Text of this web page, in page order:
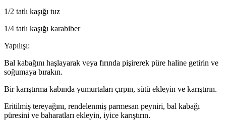
1/2 tatlı kaşığı tuz
1/4 tatlı kaşığı karabiber
Yapılışı:
Bal kabağını haşlayarak veya fırında pişirerek püre haline getirin ve
soğumaya bırakın.
Bir karıştırma kabında yumurtaları çırpın, sütü ekleyin ve karıştırın.
Eritilmiş tereyağını, rendelenmiş parmesan peyniri, bal kabağı
püresini ve baharatları ekleyin, iyice karıştırın.